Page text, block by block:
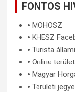
FONTOS
🞄 MOHOSZ
🞄 KHESZ
🞄 Turista
🞄 Online
🞄 Magyar
🞄 Területi